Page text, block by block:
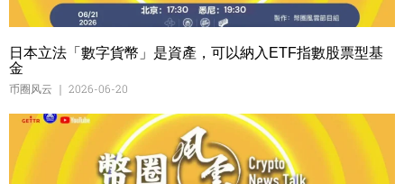
日本立法「數字貨幣」是資產，可以納入ETF指數股票型基
金
币圈风云 2026-06-20